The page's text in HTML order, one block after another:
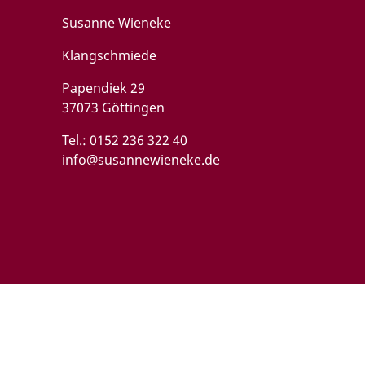
Susanne Wieneke
Klangschmiede
Papendiek 29
37073 Göttingen
Tel.: 0152 236 322 40
info@susannewieneke.de